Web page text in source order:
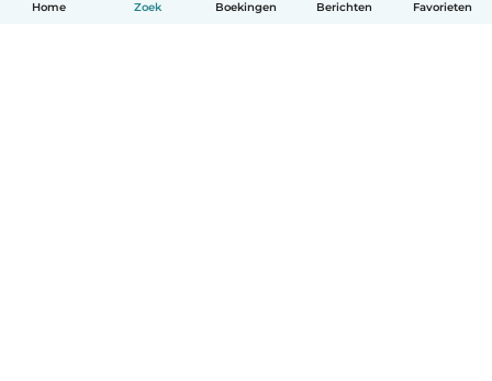
Home Zoek Boekingen Berichten Favorieten